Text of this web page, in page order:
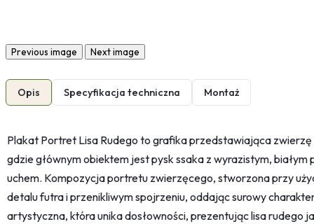
Previous image Next image
Opis Specyfikacja techniczna Montaż
Plakat Portret Lisa Rudego to grafika przedstawiająca zwierzę
gdzie głównym obiektem jest pysk ssaka z wyrazistym,
uchem. Kompozycja portretu zwierzęcego, stworzona przy
detalu futra i przenikliwym spojrzeniu, oddając surowy
artystyczna, która unika dosłowności, prezentując lisa rudego